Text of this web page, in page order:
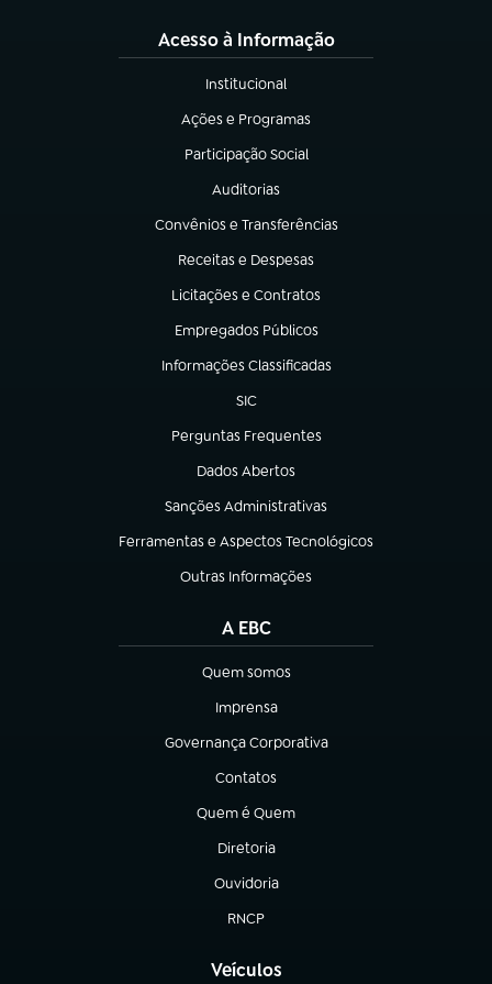
Acesso à Informação
Institucional
(abre em nova aba)
Ações e Programas
(abre em nova aba)
Participação Social
(abre em nova aba)
Auditorias
(abre em nova aba)
Convênios e Transferências
(abre em nova aba)
Receitas e Despesas
(abre em nova aba)
Licitações e Contratos
(abre em nova aba)
Empregados Públicos
(abre em nova aba)
Informações Classificadas
(abre em nova aba)
SIC
(abre em nova aba)
Perguntas Frequentes
(abre em nova aba)
Dados Abertos
(abre em nova aba)
Sanções Administrativas
(abre em nova aba)
Ferramentas e Aspectos Tecnológicos
(abre em nova aba)
Outras Informações
(abre em nova aba)
A EBC
Quem somos
(abre em nova aba)
Imprensa
(abre em nova aba)
Governança Corporativa
(abre em nova aba)
Contatos
(abre em nova aba)
Quem é Quem
(abre em nova aba)
Diretoria
(abre em nova aba)
Ouvidoria
(abre em nova aba)
RNCP
(abre em nova aba)
Veículos